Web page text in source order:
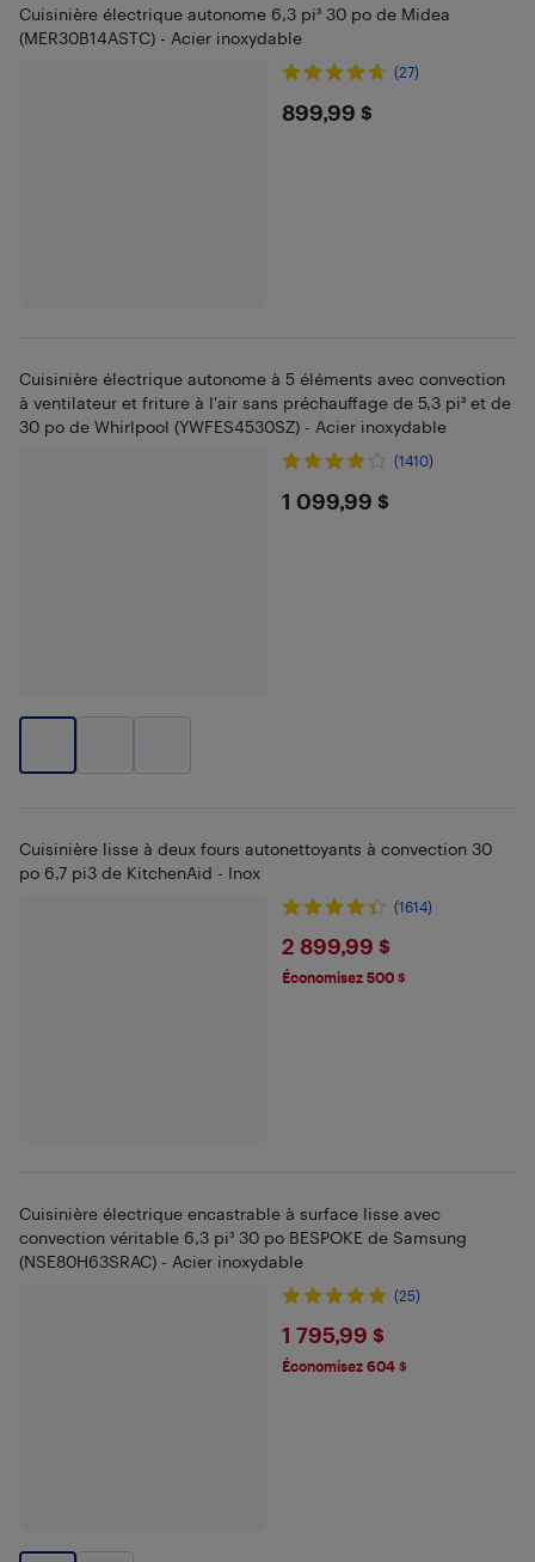
Cuisinière électrique autonome 6,3 pi³ 30 po de Midea
(MER30B14ASTC) - Acier inoxydable
(27)
$899.99
899,99 $
Cuisinière électrique autonome à 5 éléments avec convection
à ventilateur et friture à l'air sans préchauffage de 5,3 pi³ et de
30 po de Whirlpool (YWFES4530SZ) - Acier inoxydable
(1410)
$1099.99
1 099,99 $
Cuisinière lisse à deux fours autonettoyants à convection 30
po 6,7 pi3 de KitchenAid - Inox
(1614)
$2899.99
2 899,99 $
Économisez 500 $
Cuisinière électrique encastrable à surface lisse avec
convection véritable 6,3 pi³ 30 po BESPOKE de Samsung
(NSE80H63SRAC) - Acier inoxydable
(25)
$1795.99
1 795,99 $
Économisez 604 $